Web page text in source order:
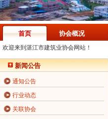
首页
欢迎来到湛江市建筑业协会网站！
协会概况
新闻公告
通知公告
行业动态
关联协会